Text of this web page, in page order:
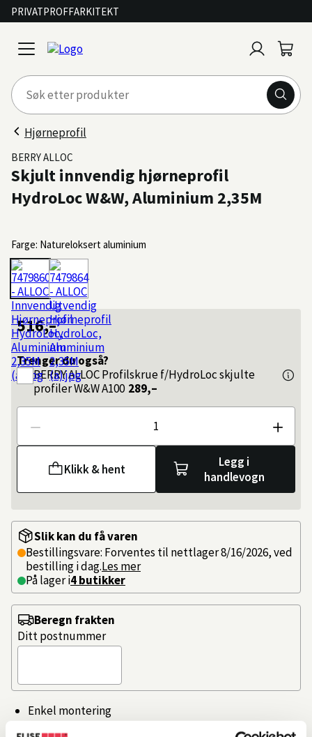
PRIVATPROFFARKITEKT
open
menu
inn
Hjørneprofil
BERRY ALLOC
Skjult innvendig hjørneprofil
HydroLoc W&W, Aluminium 2,35M
Farge: Natureloksert aluminium
516,–
Trenger du også?
BERRY ALLOCProfilskrue f/HydroLoc skjulte
profiler W&W A100 289,–
Antall
Klikk & hent
Legg i
handlevogn
Slik kan du få varen
Bestillingsvare: Forventes til nettlager 8/16/2026, ved
bestilling i dag.Les mer
På lager i4 butikker
Enkel montering
Beregn frakten
Ditt postnummer